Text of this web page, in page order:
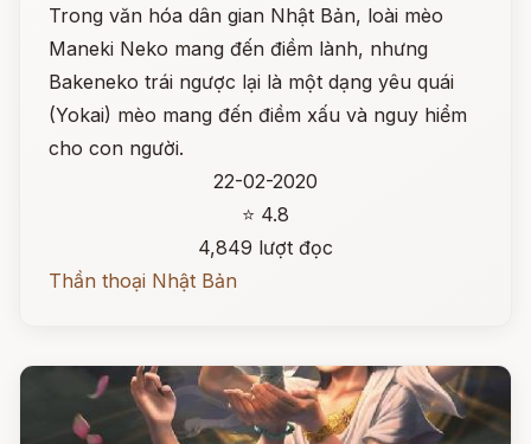
Trong văn hóa dân gian Nhật Bản, loài mèo
Maneki Neko mang đến điềm lành, nhưng
Bakeneko trái ngược lại là một dạng yêu quái
(Yokai) mèo mang đến điềm xấu và nguy hiểm
cho con người.
22-02-2020
⭐ 4.8
4,849 lượt đọc
Thần thoại Nhật Bản